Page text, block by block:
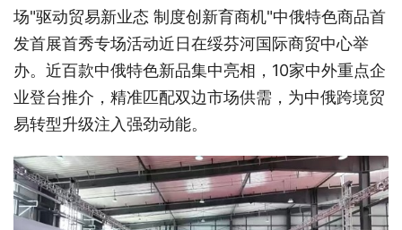
场"驱动贸易新业态 制度创新育商机"中俄特色商品首
发首展首秀专场活动近日在绥芬河国际商贸中心举
办。近百款中俄特色新品集中亮相，10家中外重点企
业登台推介，精准匹配双边市场供需，为中俄跨境贸
易转型升级注入强劲动能。